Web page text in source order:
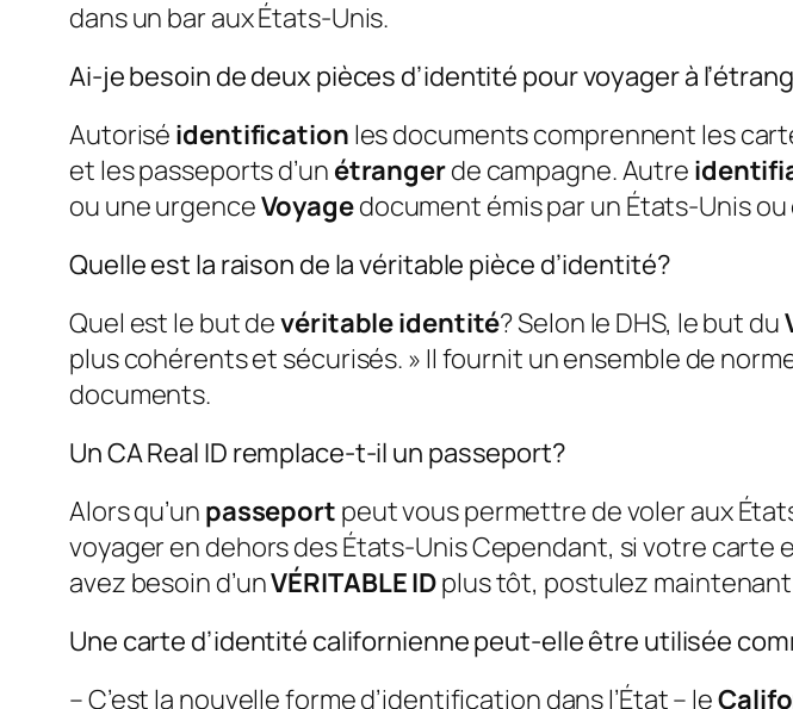
dans un bar aux États-Unis.
Ai-je besoin de deux pièces d’identité pour voyager à
Autorisé identification les documents comprennent les
et les passeports d’un étrangerde campagne. Autre
ou une urgenceVoyagedocument émis par un États-Unis ou
Quelle est la raison de la véritable pièce d’identité?
Quel est le but devéritable identité? Selon le DHS, le but du
plus cohérents et sécurisés. » Il fournit un ensemble de
documents.
Un CA Real ID remplace-t-il un passeport?
Alors qu’un passeport peut vous permettre de voler aux
voyager en dehors des États-Unis Cependant, si votre carte
avez besoin d’unVÉRITABLE IDplus tôt, postulez
Une carte d’identité californienne peut-elle être utilisée
– C’est la nouvelle forme d’identification dans l’État – le